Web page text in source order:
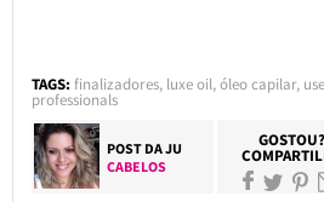
TAGS: finalizadores, luxe oil,óleo capilar,
professionals
POST DAJU
CABELOS